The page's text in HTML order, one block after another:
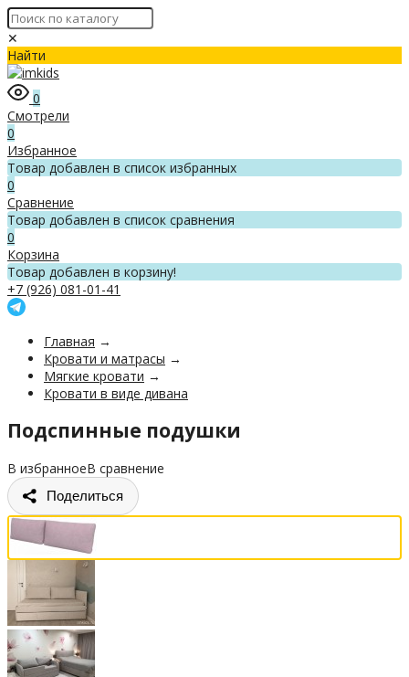
✕
Найти
0
Смотрели
0
Избранное
Товар добавлен в список избранных
0
Сравнение
Товар добавлен в список сравнения
0
Корзина
Товар добавлен в корзину!
+7 (926) 081-01-41
Главная →
Кровати и матрасы →
Мягкие кровати →
Кровати в виде дивана
Подспинные подушки
В избранноеВ сравнение
Поделиться